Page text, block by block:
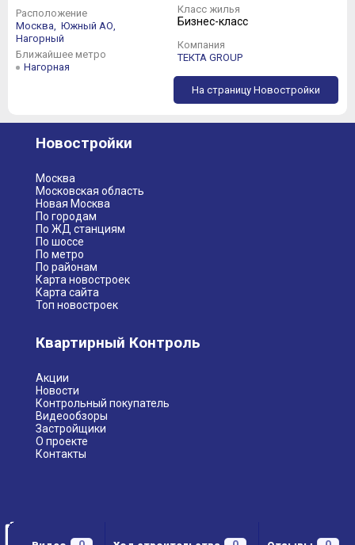
Расположение
Москва,
Южный АО,
Нагорный
Ближайшее метро
Нагорная
Класс жилья
Бизнес-класс
Компания
ТЕКТА GROUP
На страницу Новостройки
Новостройки
Москва
Московская область
Новая Москва
По городам
По ЖД станциям
По шоссе
По метро
По районам
Карта новостроек
Карта сайта
Топ новостроек
Квартирный Контроль
Акции
Новости
Контрольный покупатель
Видеообзоры
Застройщики
О проекте
Контакты